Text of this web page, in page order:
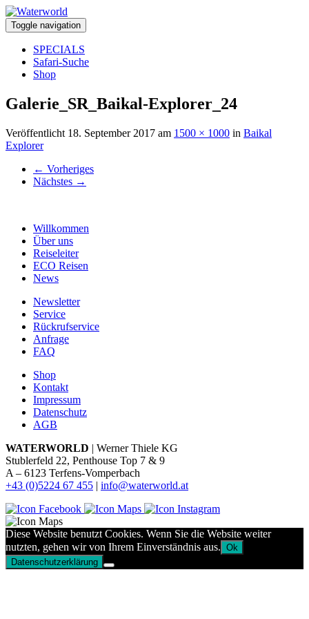
Toggle navigation
SPECIALS
Safari-Suche
Shop
Galerie_SR_Baikal-Explorer_24
Veröffentlicht 18. September 2017 am 1500 × 1000 in Baikal
Explorer
← Vorheriges
Nächstes →
Willkommen
Über uns
Reiseleiter
ECO Reisen
News
Newsletter
Service
Rückrufservice
Anfrage
FAQ
Shop
Kontakt
Impressum
Datenschutz
AGB
WATERWORLD | Werner Thiele KG
Stublerfeld 22, Penthouse Top 7 & 9
A – 6123 Terfens-Vomperbach
+43 (0)5224 67 455 | info@waterworld.at
Diese Website benutzt Cookies. Wenn Sie die Website weiter
nutzten, gehen wir von Ihrem Einverständnis aus. Ok
Datenschutzerklärung